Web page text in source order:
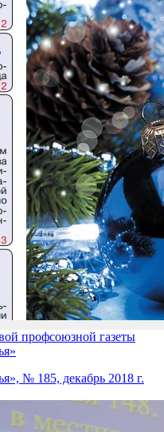
профсоюзной газеты
№ 185, декабрь 2018 г.